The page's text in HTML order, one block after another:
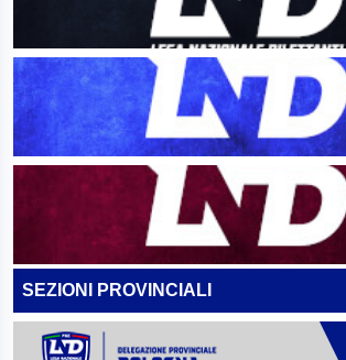
SEZIONI PROVINCIALI